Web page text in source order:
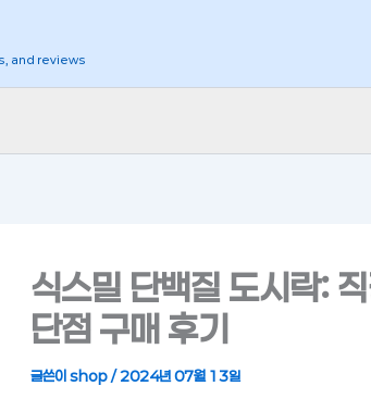
and reviews
식스밀 단백질 도시락:
단점 구매 후기
글쓴이 shop/2024년 07월 13일